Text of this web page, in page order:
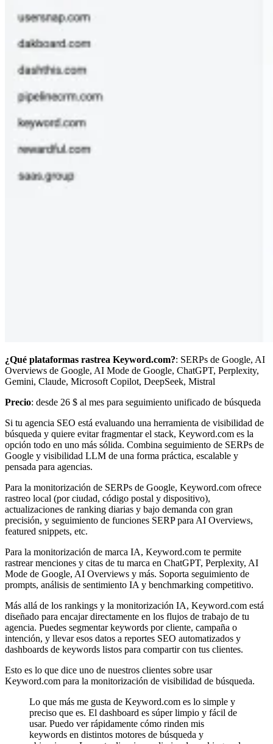
¿Qué plataformas rastrea Keyword.com?: SERPs de Google, AI
Overviews de Google, AI Mode de Google, ChatGPT, Perplexity,
Gemini, Claude, Microsoft Copilot, DeepSeek, Mistral
Precio: desde 26 $ al mes para seguimiento unificado de búsqueda
Si tu agencia SEO está evaluando una herramienta de visibilidad de
búsqueda y quiere evitar fragmentar el stack, Keyword.com es la
opción todo en uno más sólida. Combina seguimiento de SERPs de
Google y visibilidad LLM de una forma práctica, escalable y
pensada para agencias.
Para la monitorización de SERPs de Google, Keyword.com ofrece
rastreo local (por ciudad, código postal y dispositivo),
actualizaciones de ranking diarias y bajo demanda con gran
precisión, y seguimiento de funciones SERP para AI Overviews,
featured snippets, etc.
Para la monitorización de marca IA, Keyword.com te permite
rastrear menciones y citas de tu marca en ChatGPT, Perplexity, AI
Mode de Google, AI Overviews y más. Soporta seguimiento de
prompts, análisis de sentimiento IA y benchmarking competitivo.
Más allá de los rankings y la monitorización IA, Keyword.com está
diseñado para encajar directamente en los flujos de trabajo de tu
agencia. Puedes segmentar keywords por cliente, campaña o
intención, y llevar esos datos a reportes SEO automatizados y
dashboards de keywords listos para compartir con tus clientes.
Esto es lo que dice uno de nuestros clientes sobre usar
Keyword.com para la monitorización de visibilidad de búsqueda.
Lo que más me gusta de Keyword.com es lo simple y
preciso que es. El dashboard es súper limpio y fácil de
usar. Puedo ver rápidamente cómo rinden mis
keywords en distintos motores de búsqueda y